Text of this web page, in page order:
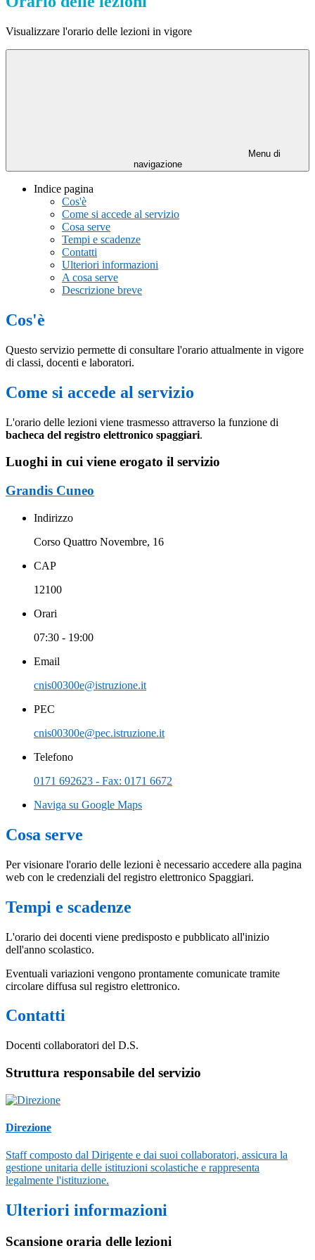
Visualizzare l'orario delle lezioni in vigore
Menu di
navigazione
Indice pagina
Cos'è
Come si accede al servizio
Cosa serve
Tempi e scadenze
Contatti
Ulteriori informazioni
A cosa serve
Descrizione breve
Cos'è
Questo servizio permette di consultare l'orario attualmente in vigore
di classi, docenti e laboratori.
Come si accede al servizio
L'orario delle lezioni viene trasmesso attraverso la funzione di
bacheca del registro elettronico spaggiari.
Luoghi in cui viene erogato il servizio
Grandis Cuneo
Indirizzo
Corso Quattro Novembre, 16
CAP
12100
Orari
07:30 - 19:00
Email
cnis00300e@istruzione.it
PEC
cnis00300e@pec.istruzione.it
Telefono
0171 692623 - Fax: 0171 6672
Naviga su Google Maps
Cosa serve
Per visionare l'orario delle lezioni è necessario accedere alla pagina
web con le credenziali del registro elettronico Spaggiari.
Tempi e scadenze
L'orario dei docenti viene predisposto e pubblicato all'inizio
dell'anno scolastico.
Eventuali variazioni vengono prontamente comunicate tramite
circolare diffusa sul registro elettronico.
Contatti
Docenti collaboratori del D.S.
Struttura responsabile del servizio
Direzione
Staff composto dal Dirigente e dai suoi collaboratori, assicura la
gestione unitaria delle istituzioni scolastiche e rappresenta
legalmente l'istituzione.
Ulteriori informazioni
Scansione oraria delle lezioni